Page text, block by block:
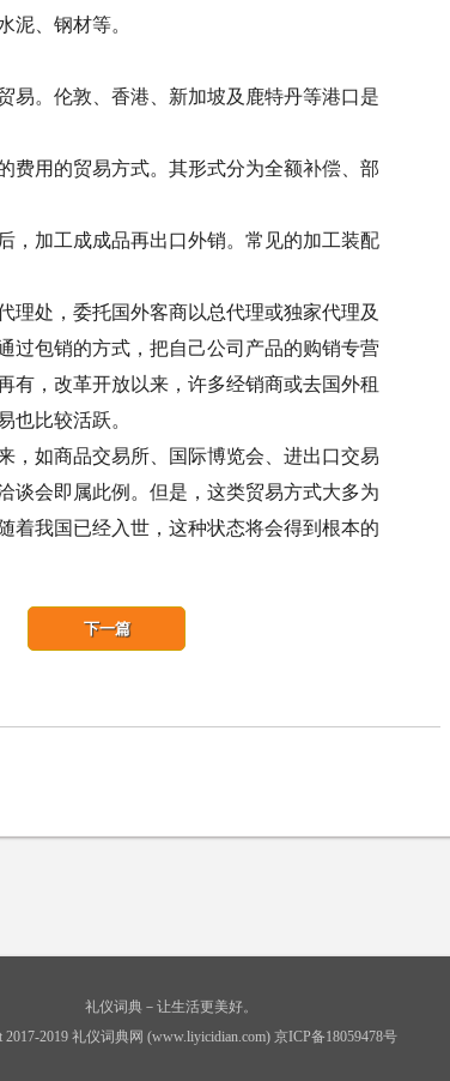
泥、钢材等。
易。伦敦、香港、新加坡及鹿特丹等港口是
费用的贸易方式。其形式分为全额补偿、部
，加工成成品再出口外销。常见的加工装配
理处，委托国外客商以总代理或独家代理及
过包销的方式，把自己公司产品的购销专营
有，改革开放以来，许多经销商或去国外租
也比较活跃。
，如商品交易所、国际博览会、进出口交易
谈会即属此例。但是，这类贸易方式大多为
着我国已经入世，这种状态将会得到根本的
下一篇
礼仪词典－让生活更美好。
2017-2019 礼仪词典网 (www.liyicidian.com) 京ICP备18059478号